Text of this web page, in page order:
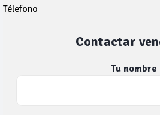
Télefono
Contactar
Tu nombre